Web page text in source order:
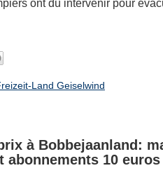
Land Geiselwind
à Bobbejaanland:
abonnements 10